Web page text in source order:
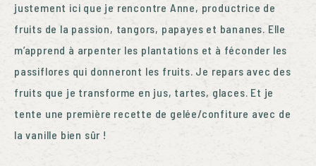
justement ici que je rencontre Anne, productrice de
fruits de la passion, tangors, papayes et bananes. Elle
m’apprend à arpenter les plantations et à féconder les
passiflores qui donneront les fruits. Je repars avec des
fruits que je transforme en jus, tartes, glaces. Et je
tente une première recette de gelée/confiture avec de
la vanille bien sûr !